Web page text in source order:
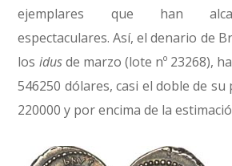
ejemplares que han
espectaculares. Así, el denario de
los idusde marzo (lote nº 23268),
546250 dólares, casi el doble de su
220000 y por encima de la